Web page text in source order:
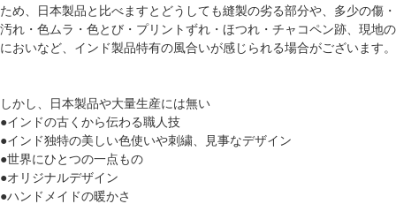
ため、日本製品と比べますとどうしても縫製の劣る部分や、多少の傷・
汚れ・色ムラ・色とび・プリントずれ・ほつれ・チャコペン跡、現地の
においなど、インド製品特有の風合いが感じられる場合がございます。
しかし、日本製品や大量生産には無い
●インドの古くから伝わる職人技
●インド独特の美しい色使いや刺繍、見事なデザイン
●世界にひとつの一点もの
●オリジナルデザイン
●ハンドメイドの暖かさ